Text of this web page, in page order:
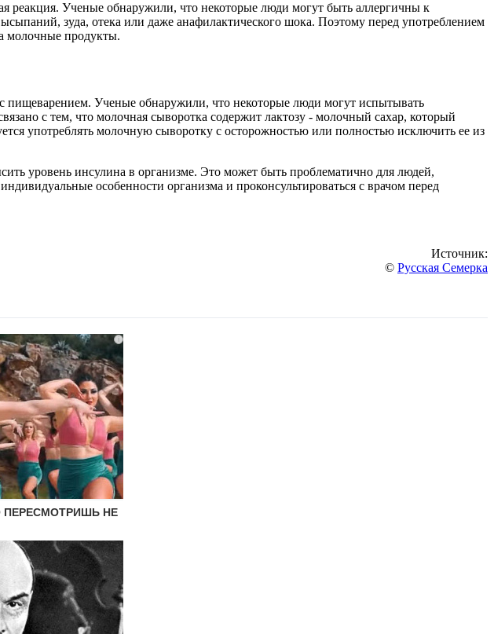
реакция. Ученые обнаружили, что некоторые люди могут быть аллергичны к
зуда, отека или даже анафилактического шока. Поэтому перед употреблением
молочные продукты.
Ученые обнаружили, что некоторые люди могут испытывать
с тем, что молочная сыворотка содержит лактозу - молочный сахар, который
употреблять молочную сыворотку с осторожностью или полностью исключить ее из
уровень инсулина в организме. Это может быть проблематично для людей,
особенности организма и проконсультироваться с врачом перед
Источник:
© Русская Семерка
i
ПЕРЕСМОТРИШЬ НЕ